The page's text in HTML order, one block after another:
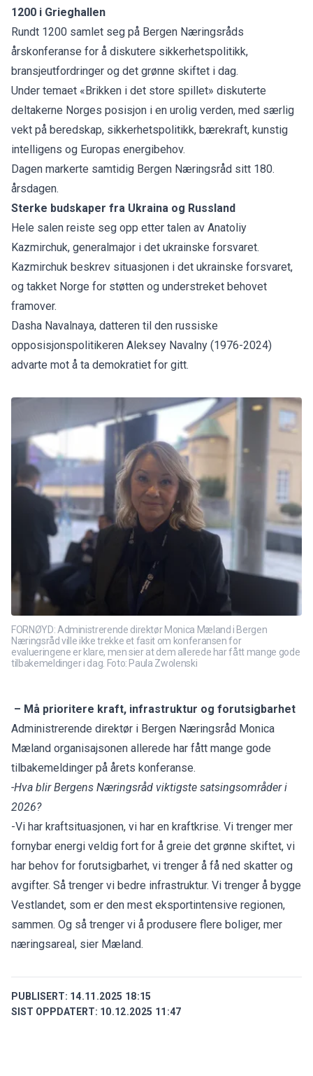
1200 i Grieghallen
Rundt 1200 samlet seg på Bergen Næringsråds
årskonferanse for å diskutere sikkerhetspolitikk,
bransjeutfordringer og det grønne skiftet i dag.
Under temaet «Brikken i det store spillet» diskuterte
deltakerne Norges posisjon i en urolig verden, med særlig
vekt på beredskap, sikkerhetspolitikk, bærekraft, kunstig
intelligens og Europas energibehov.
Dagen markerte samtidig Bergen Næringsråd sitt 180.
årsdagen.
Sterke budskaper fra Ukraina og Russland
Hele salen reiste seg opp etter talen av Anatoliy
Kazmirchuk, generalmajor i det ukrainske forsvaret.
Kazmirchuk beskrev situasjonen i det ukrainske forsvaret,
og takket Norge for støtten og understreket behovet
framover.
Dasha Navalnaya, datteren til den russiske
opposisjonspolitikeren Aleksey Navalny (1976-2024)
advarte mot å ta demokratiet for gitt.
FORNØYD: Administrerende direktør Monica Mæland i Bergen
Næringsråd ville ikke trekke et fasit om konferansen for
evalueringene er klare, men sier at dem allerede har fått mange gode
tilbakemeldinger i dag. Foto: Paula Zwolenski
– Må prioritere kraft, infrastruktur og forutsigbarhet
Administrerende direktør i Bergen Næringsråd Monica
Mæland organisajsonen allerede har fått mange gode
tilbakemeldinger på årets konferanse.
-Hva blir Bergens Næringsråd viktigste satsingsområder i
2026?
-Vi har kraftsituasjonen, vi har en kraftkrise. Vi trenger mer
fornybar energi veldig fort for å greie det grønne skiftet, vi
har behov for forutsigbarhet, vi trenger å få ned skatter og
avgifter. Så trenger vi bedre infrastruktur. Vi trenger å bygge
Vestlandet, som er den mest eksportintensive regionen,
sammen. Og så trenger vi å produsere flere boliger, mer
næringsareal, sier Mæland.
PUBLISERT: 14.11.2025 18:15
SIST OPPDATERT: 10.12.2025 11:47